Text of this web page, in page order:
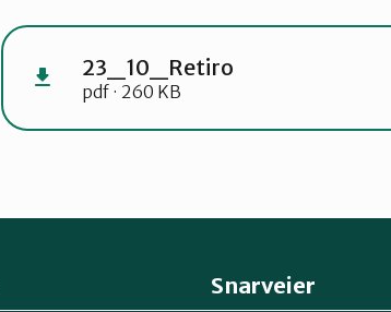
23_10_Retiro
pdf · 260 KB
Snarveier